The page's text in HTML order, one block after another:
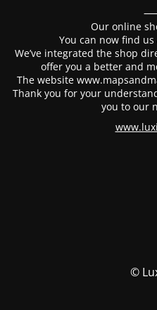
Our online
You can now find
We’ve integrated the shop
offer you a better and
The website
Thank you for your
you to our
©